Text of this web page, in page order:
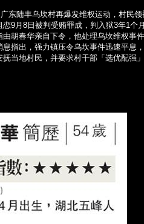
广东陆丰乌坎村再爆发维权运动，村民
恋9 月8日被判受贿罪成，判入狱3年1个
由胡春华亲自下令，他处理乌坎维权事
息指出，强力镇压令乌坎事件迅速平息
当地村民，并要求村干部「选优配强